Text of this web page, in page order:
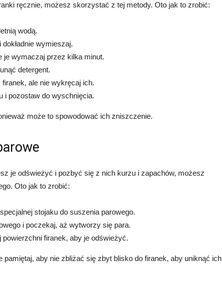
ręcznie, możesz skorzystać z tej metody. Oto jak to zrobić:
wodą.
dokładnie wymieszaj.
je wymaczaj przez kilka minut.
detergent.
ale nie wykręcaj ich.
i pozostaw do wyschnięcia.
może to spowodować ich zniszczenie.
je odświeżyć i pozbyć się z nich kurzu i zapachów, możesz
Oto jak to zrobić:
stojaku do suszenia parowego.
i poczekaj, aż wytworzy się para.
powierzchni firanek, aby je odświeżyć.
pamiętaj, aby nie zbliżać się zbyt blisko do firanek, aby uniknąć ich